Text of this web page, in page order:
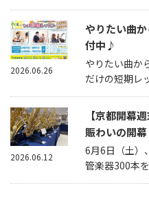
やりたい曲
付中♪
やりたい曲か
だけの短期レ
2026.06.26
【京都開幕
賑わいの開
6月6日（土）
管楽器300本
2026.06.12